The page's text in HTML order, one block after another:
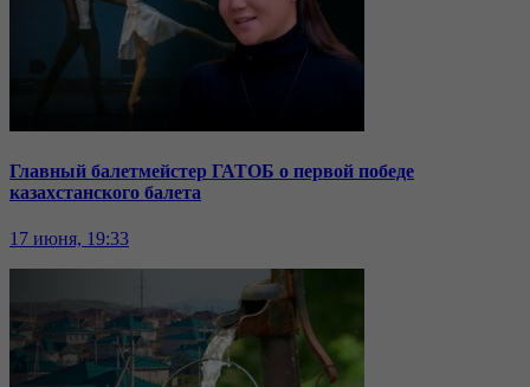
Главный балетмейстер ГАТОБ о первой победе
казахстанского балета
17 июня, 19:33